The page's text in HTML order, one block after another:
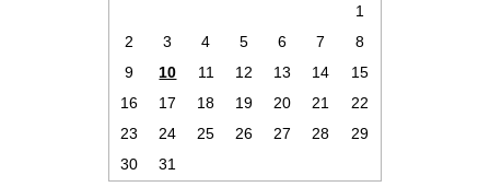
1
2
3 4 5 6 7
8
9
10 11 12 13 14
15
16
17 18 19 20 21
22
23
24 25 26 27 28
29
30
31